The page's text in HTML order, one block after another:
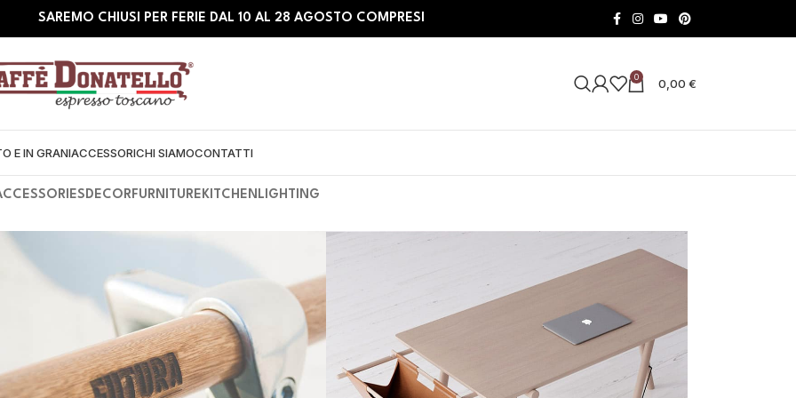
SAREMO CHIUSI PER FERIE DAL 10 AL 28 AGOSTO COMPRESI
0 0,00 €
E IN GRANIACCESSORICHI SIAMOCONTATTI
DECOR FURNITURE KITCHEN LIGHTING